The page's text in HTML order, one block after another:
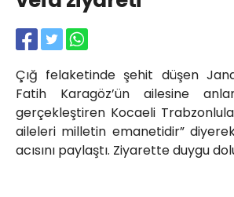
Çığ felaketinde şehit düşen
Fatih Karagöz’ün ailesine
gerçekleştiren Kocaeli
aileleri milletin emanetidir”
acısını paylaştı. Ziyarette duygu
Yahya
Akkavaklar